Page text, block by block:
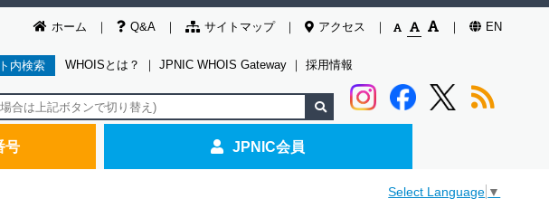
ホーム Q&A サイトマップ アクセス EN
内検索 WHOISとは？ ｜ JPNIC WHOIS Gateway ｜ 採用情報
号 JPNIC会員
Select Language ▼